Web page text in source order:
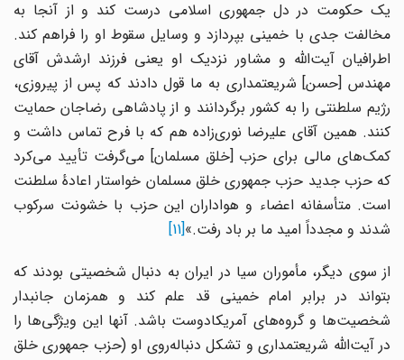
یک حکومت در دل جمهوری اسلامی درست کند و از آنجا به
مخالفت جدی با خمینی بپردازد و وسایل سقوط او را فراهم کند.
اطرافیان آیت‌الله و مشاور نزدیک او یعنی فرزند ارشدش آقای
مهندس [حسن] شریعتمداری به ما قول دادند که پس از پیروزی،
رژیم سلطنتی را به کشور برگردانند و از پادشاهی رضاجان حمایت
کنند. همین آقای علیرضا نوری‌زاده هم که با فرح تماس داشت و
کمک‌های مالی برای حزب [خلق مسلمان] می‌گرفت تأیید می‌کرد
که حزب جدید حزب جمهوری خلق مسلمان خواستار اعادهٔ سلطنت
است. متأسفانه اعضاء و هواداران این حزب با خشونت سرکوب
شدند و مجدداً امید ما بر باد رفت.»[11]
از سوی دیگر، مأموران سیا در ایران به دنبال شخصیتی بودند که
بتواند در برابر امام خمینی قد علم کند و همزمان جانبدار
شخصیت‌ها و گروه‌های آمریکادوست باشد. آنها این ویژگی‌ها را
در آیت‌الله شریعتمداری و تشکل دنباله‌روی او (حزب جمهوری خلق